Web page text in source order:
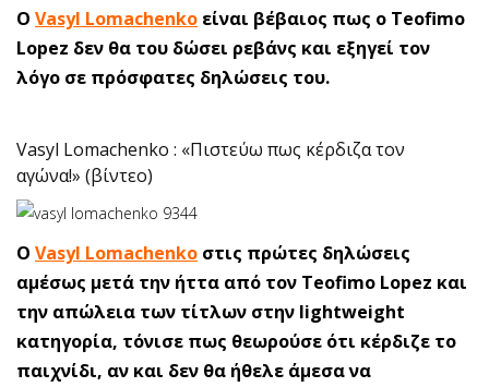
O Vasyl Lomachenko είναι βέβαιος πως ο Teofimo
Lopez δεν θα του δώσει ρεβάνς και εξηγεί τον
λόγο σε πρόσφατες δηλώσεις του.
Vasyl Lomachenko : «Πιστεύω πως κέρδιζα τον
αγώνα!» (βίντεο)
O Vasyl Lomachenko στις πρώτες δηλώσεις
αμέσως μετά την ήττα από τον Teofimo Lopez και
την απώλεια των τίτλων στην lightweight
κατηγορία, τόνισε πως θεωρούσε ότι κέρδιζε το
παιχνίδι, αν και δεν θα ήθελε άμεσα να